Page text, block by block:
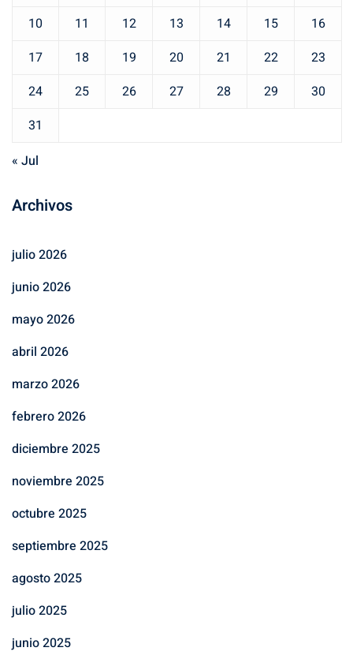
10
11 12 13 14 15
16
17
18 19 20 21 22
23
24
25 26 27 28 29
30
31
« Jul
Archivos
julio 2026
junio 2026
mayo 2026
abril 2026
marzo 2026
febrero 2026
diciembre 2025
noviembre 2025
octubre 2025
septiembre 2025
agosto 2025
julio 2025
junio 2025